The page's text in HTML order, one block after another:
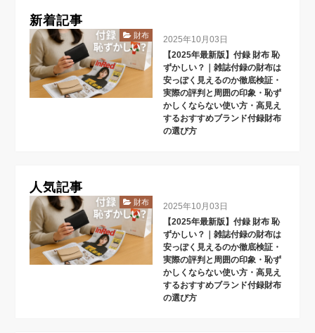
新着記事
財布
2025年10月03日
【2025年最新版】付録 財布 恥
ずかしい？｜雑誌付録の財布は
安っぽく見えるのか徹底検証・
実際の評判と周囲の印象・恥ず
かしくならない使い方・高見え
するおすすめブランド付録財布
の選び方
人気記事
財布
2025年10月03日
【2025年最新版】付録 財布 恥
ずかしい？｜雑誌付録の財布は
安っぽく見えるのか徹底検証・
実際の評判と周囲の印象・恥ず
かしくならない使い方・高見え
するおすすめブランド付録財布
の選び方